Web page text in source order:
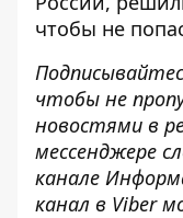
чтобы не
чтобы не
новостями в
мессенджере
канале
канал в Viber